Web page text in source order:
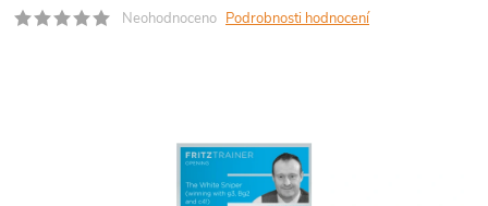
Neohodnoceno Podrobnosti hodnocení